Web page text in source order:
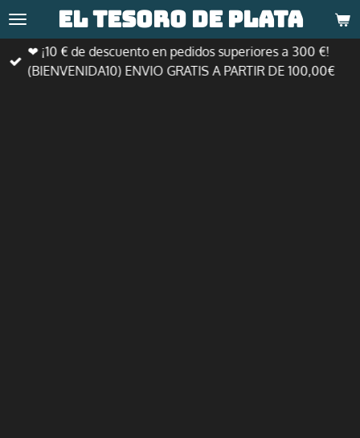
Ir
al
contenido
principal
El tesoro de plata
❤ ¡10 € de descuento en pedidos superiores a 300 €!
(BIENVENIDA10) ENVIO GRATIS A PARTIR DE 100,00€